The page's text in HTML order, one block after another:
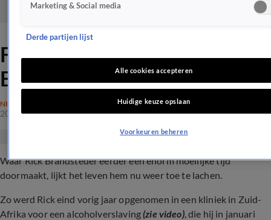
Fantastisch nieuws voor Rick
Brandsteder na moeilijk jaar
NIEUWS
20 dec 2023, 13:44
Waar Rick Brandsteder eerder een enorm moeilijke tijd
doormaakt, lijkt het leven hem nu weer toe te lachen.
Zo werd Rick eind vorig jaar opgenomen in een kliniek in Zuid-
Afrika voor een alcoholverslaving(zie video), die hij in januari
Marketing & Social media
Derde partijen lijst
Alle cookies accepteren
Huidige keuze opslaan
Voorkeuren beheren